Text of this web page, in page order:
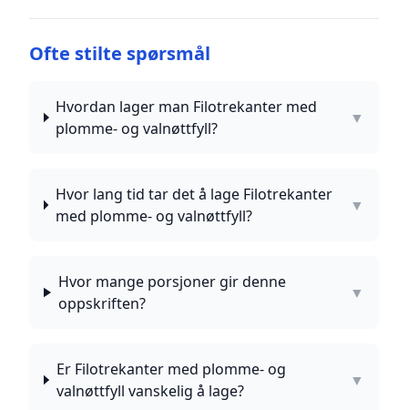
Ofte stilte spørsmål
Hvordan lager man Filotrekanter med
plomme- og valnøttfyll?
▼
Hvor lang tid tar det å lage Filotrekanter
med plomme- og valnøttfyll?
▼
Hvor mange porsjoner gir denne
oppskriften?
▼
Er Filotrekanter med plomme- og
valnøttfyll vanskelig å lage?
▼